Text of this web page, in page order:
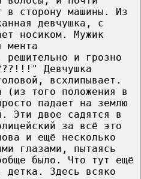
в сторону машины. Из
девчушка, с
носиком. Мужик
мента
и грозно
Девчушка
всхлипывает.
(из того положения в
падает на землю
Эти двое садятся в
за всё это
и ещё несколько
глазами, пытаясь
было. Что тут ещё
детка. Здесь всяко